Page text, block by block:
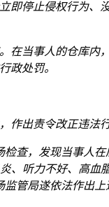
停止侵权行为、
当事人的仓库内
政处罚。
作出责令改正违法
查，发现当事人
听力不好、高
管局遂依法作出上